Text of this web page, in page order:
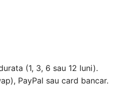
(1, 3, 6 sau 12 luni).
PayPal sau card bancar.